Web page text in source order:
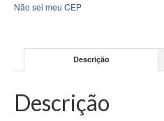
Não sei meu CEP
Descrição
Descrição